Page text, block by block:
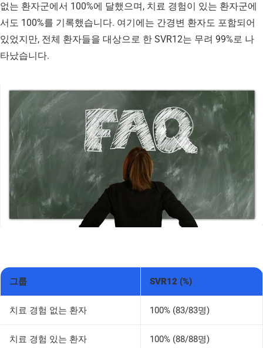
없는 환자군에서 100%에 달했으며, 치료 경험이 있는 환자군에
서도 100%를 기록했습니다. 여기에는 간경변 환자도 포함되어
있었지만, 전체 환자들을 대상으로 한 SVR12는 무려 99%로 나
타났습니다.
그룹 SVR12 (%)
치료 경험 없는 환자 100% (83/83명)
치료 경험 있는 환자 100% (88/88명)